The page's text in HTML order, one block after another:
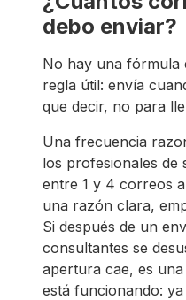
debo enviar?
No hay una fórmula
regla útil: envía
que decir, no para
Una frecuencia
los profesionales de
entre 1 y 4 correos
una razón clara,
Si después de un
consultantes se
apertura cae, es
está funcionando: